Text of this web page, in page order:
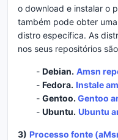
o download e instalar o
também pode obter
distro específica. As
nos seus repositórios
- Debian. Amsn
- Fedora. Instale
- Gentoo. Gentoo
- Ubuntu. Ubuntu
3) Processo fonte